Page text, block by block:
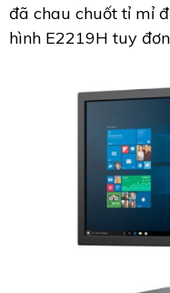
đã chau chuốt tỉ mỉ
hình E2219H tuy